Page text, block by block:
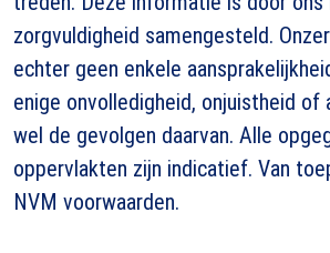
zorgvuldigheid samengesteld.
echter geen enkele
enige onvolledigheid, onjuistheid of
wel de gevolgen daarvan. Alle
oppervlakten zijn indicatief. Van
NVM voorwaarden.